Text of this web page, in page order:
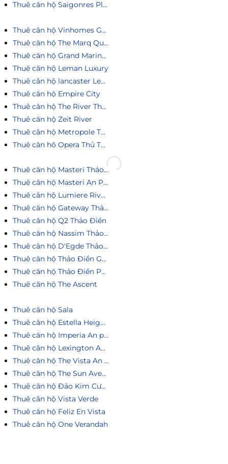
Thuê căn hộ Saigonres Plaza
Thuê căn hộ Vinhomes Golden River
Thuê căn hộ The Marq Quận 1
Thuê căn hộ Grand Marina Saigon
Thuê căn hộ Leman Luxury
Thuê căn hộ lancaster Legacy
Thuê căn hộ Empire City
Thuê căn hộ The River Thủ Thiêm
Thuê căn hộ Zeit River
Thuê căn hộ Metropole Thủ Thiêm
Thuê căn hô Opera Thủ Thiêm
Thuê căn hộ Masteri Thảo Điền
Thuê căn hộ Masteri An Phú
Thuê căn hộ Lumiere Riverside
Thuê căn hộ Gateway Thảo Điền
Thuê căn hộ Q2 Thảo Điền
Thuê căn hộ Nassim Thảo Điền
Thuê căn hộ D'Egde Thảo Điền
Thuê căn hộ Thảo Điền Green
Thuê căn hộ Thảo Điền Pearl
Thuê căn hộ The Ascent
Thuê căn hộ Sala
Thuê căn hộ Estella Heights
Thuê căn hộ Imperia An phú
Thuê căn hộ Lexington An Phú
Thuê căn hộ The Vista An Phú
Thuê căn hộ The Sun Avenue
Thuê căn hộ Đảo Kim Cương
Thuê căn hộ Vista Verde
Thuê căn hộ Feliz En Vista
Thuê căn hộ One Verandah